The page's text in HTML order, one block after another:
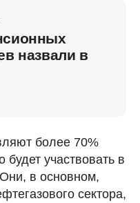
назвали в
более 70%
участвовать в
в основном,
сектора,